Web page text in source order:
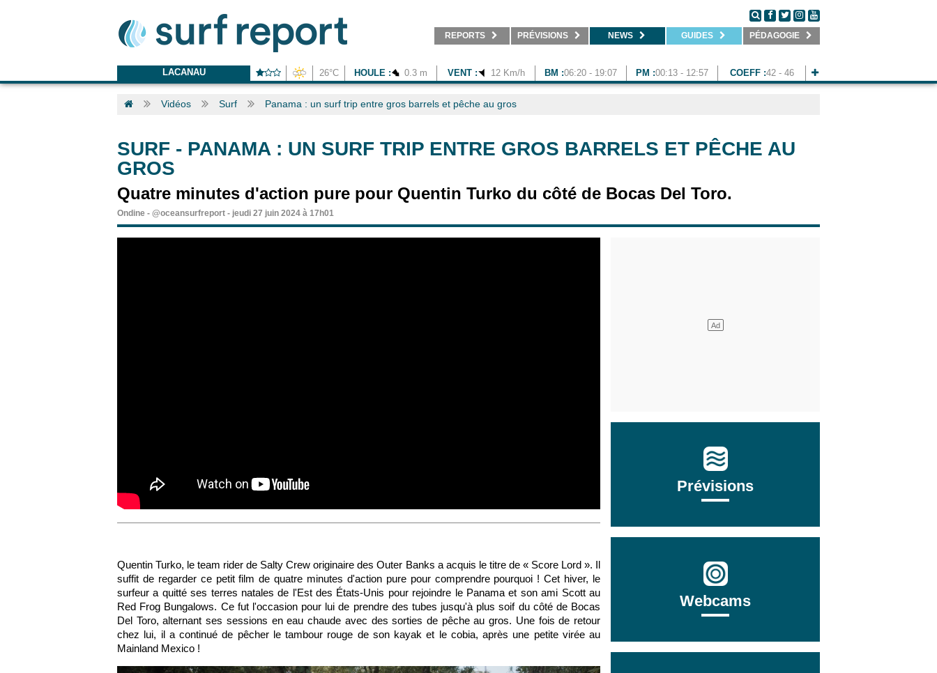
REPORTS PRÉVISIONS NEWS GUIDES PÉDAGOGIE
LACANAU 26°C HOULE : 0.3 m VENT : 12 Km/h BM :06:20 - 19:07 PM :00:13 - 12:57 COEFF :42 - 46
Vidéos Surf Panama : un surf trip entre gros barrels et pêche au gros
SURF - PANAMA : UN SURF TRIP ENTRE GROS BARRELS ET PÊCHE AU
GROS
Quatre minutes d'action pure pour Quentin Turko du côté de Bocas Del Toro.
Ondine - @oceansurfreport - jeudi 27 juin 2024 à 17h01
Quentin Turko, le team rider de Salty Crew originaire des Outer Banks a acquis le titre de « Score Lord ». Il
suffit de regarder ce petit film de quatre minutes d'action pure pour comprendre pourquoi ! Cet hiver, le
surfeur a quitté ses terres natales de l'Est des États-Unis pour rejoindre le Panama et son ami Scott au
Red Frog Bungalows. Ce fut l'occasion pour lui de prendre des tubes jusqu'à plus soif du côté de Bocas
Del Toro, alternant ses sessions en eau chaude avec des sorties de pêche au gros. Une fois de retour
chez lui, il a continué de pêcher le tambour rouge de son kayak et le cobia, après une petite virée au
Mainland Mexico !
Prévisions
Webcams